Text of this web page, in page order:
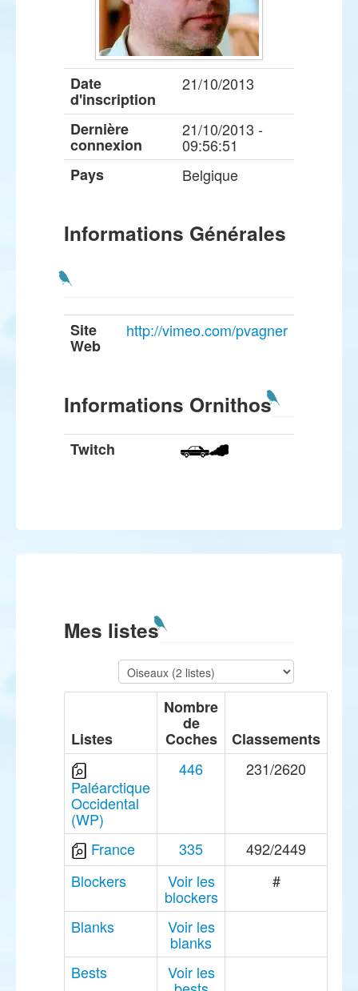
Date
d'inscription
21/10/2013
Dernière
connexion
21/10/2013 -
09:56:51
Pays
Belgique
Informations Générales
Site
Web
http://vimeo.com/pvagner
Informations Ornithos
Twitch
Mes listes
Listes
Nombre
de
Coches Classements
Paléarctique
Occidental
(WP)
446 231/2620
France 335
492/2449
Blockers
Voir les
blockers
#
Blanks Voir les
blanks
Bests
Voir les